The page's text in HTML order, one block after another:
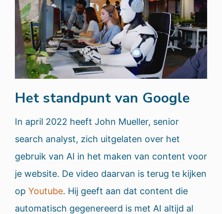
Het standpunt van Google
In april 2022 heeft John Mueller, senior
search analyst, zich uitgelaten over het
gebruik van AI in het maken van content voor
je website. De video daarvan is terug te kijken
op Youtube. Hij geeft aan dat content die
automatisch gegenereerd is met AI altijd al